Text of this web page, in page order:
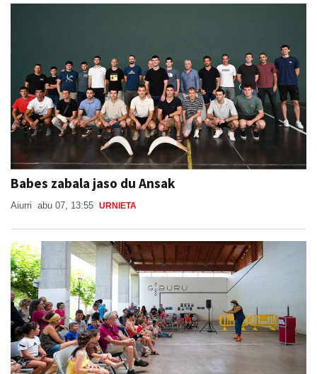
Babes zabala jaso du Ansak
Aiurri abu 07, 13:55 URNIETA